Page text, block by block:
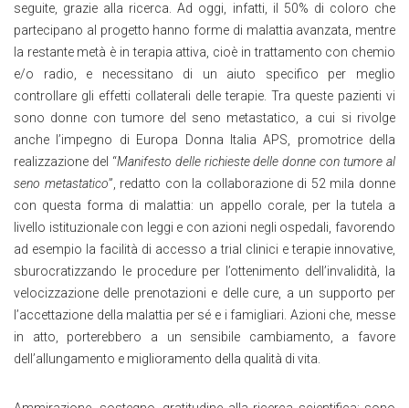
seguite, grazie alla ricerca. Ad oggi, infatti, il 50% di coloro che
partecipano al progetto hanno forme di malattia avanzata, mentre
la restante metà è in terapia attiva, cioè in trattamento con chemio
e/o radio, e necessitano di un aiuto specifico per meglio
controllare gli effetti collaterali delle terapie. Tra queste pazienti vi
sono donne con tumore del seno metastatico, a cui si rivolge
anche l’impegno di Europa Donna Italia APS, promotrice della
realizzazione del “Manifesto delle richieste delle donne con tumore al
seno metastatico”, redatto con la collaborazione di 52 mila donne
con questa forma di malattia: un appello corale, per la tutela a
livello istituzionale con leggi e con azioni negli ospedali, favorendo
ad esempio la facilità di accesso a trial clinici e terapie innovative,
sburocratizzando le procedure per l’ottenimento dell’invalidità, la
velocizzazione delle prenotazioni e delle cure, a un supporto per
l’accettazione della malattia per sé e i famigliari. Azioni che, messe
in atto, porterebbero a un sensibile cambiamento, a favore
dell’allungamento e miglioramento della qualità di vita.